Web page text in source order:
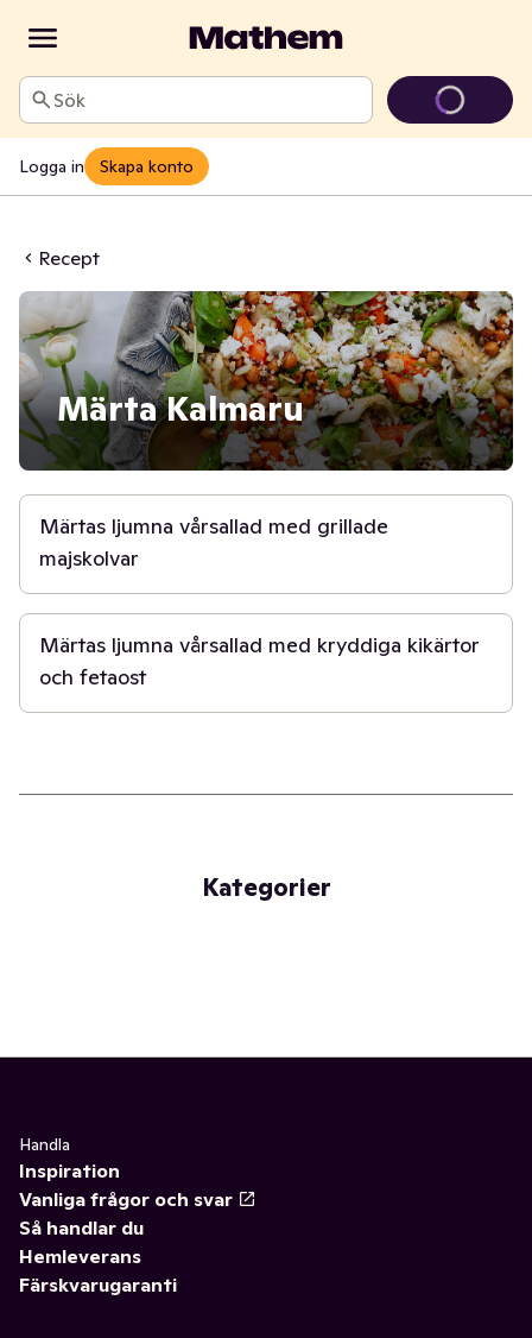
Sök
Logga in Skapa konto
Recept
Märta Kalmaru
45 min
Märtas ljumna vårsallad med grillade
majskolvar
50 min
Märtas ljumna vårsallad med kryddiga kikärtor
och fetaost
Kategorier
Handla
Inspiration
Vanliga frågor och svar
Så handlar du
Hemleverans
Färskvarugaranti